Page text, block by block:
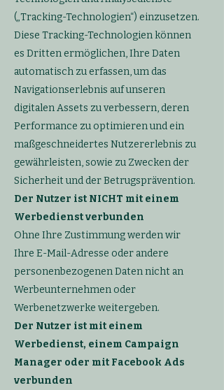
(„Tracking-Technologien“) einzusetzen.
Diese Tracking-Technologien können
es Dritten ermöglichen, Ihre Daten
automatisch zu erfassen, um das
Navigationserlebnis auf unseren
digitalen Assets zu verbessern, deren
Performance zu optimieren und ein
maßgeschneidertes Nutzererlebnis zu
gewährleisten, sowie zu Zwecken der
Sicherheit und der Betrugsprävention.
Der Nutzer ist NICHT mit einem
Werbedienst verbunden
Ohne Ihre Zustimmung werden wir
Ihre E-Mail-Adresse oder andere
personenbezogenen Daten nicht an
Werbeunternehmen oder
Werbenetzwerke weitergeben.
Der Nutzer ist mit einem
Werbedienst, einem Campaign
Manager oder mit Facebook Ads
verbunden